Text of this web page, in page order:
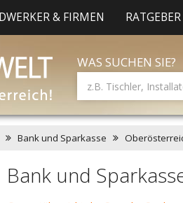
& FIRMEN
WAS SUCHEN SIE?
Bank und Sparkasse
Bank und